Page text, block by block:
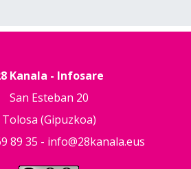
Kanala - Infosare
San Esteban 20
Tolosa (Gipuzkoa)
89 35 - info@28kanala.eus